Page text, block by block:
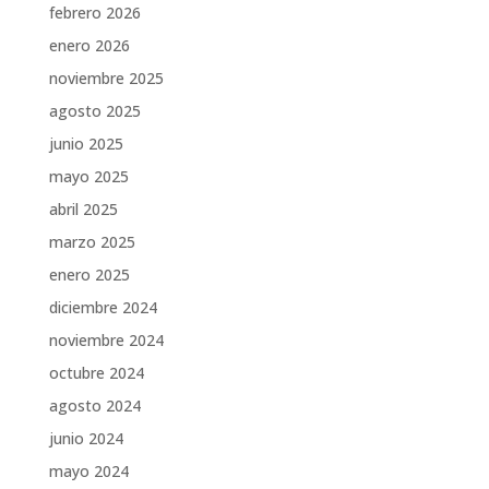
febrero 2026
enero 2026
noviembre 2025
agosto 2025
junio 2025
mayo 2025
abril 2025
marzo 2025
enero 2025
diciembre 2024
noviembre 2024
octubre 2024
agosto 2024
junio 2024
mayo 2024